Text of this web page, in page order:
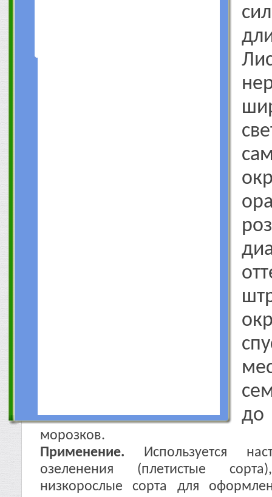
до
морозков.
Применение. Используется
озеленения (плетистые
низкорослые сорта для